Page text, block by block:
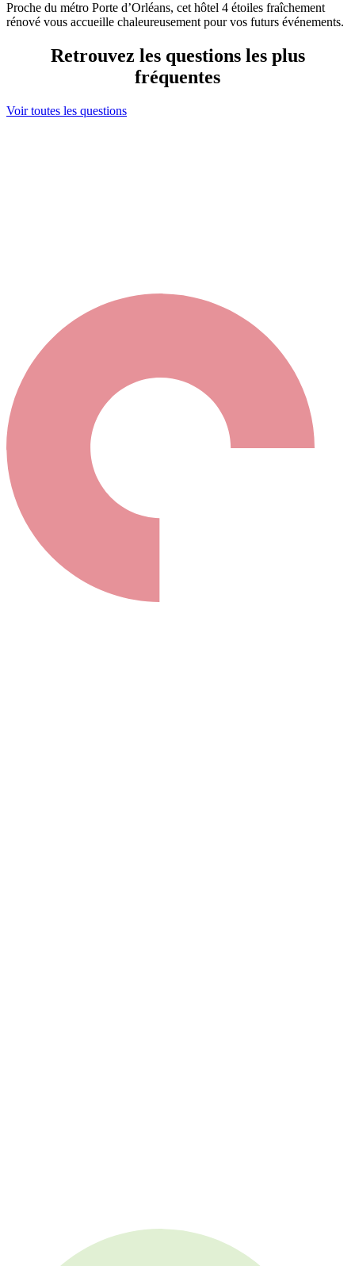
Proche du métro Porte d’Orléans, cet hôtel 4 étoiles fraîchement
rénové vous accueille chaleureusement pour vos futurs événements.
Retrouvez les questions les plus
fréquentes
Voir toutes les questions